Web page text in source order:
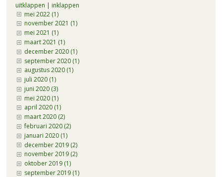
uitklappen | inklappen
mei 2022 (1)
november 2021 (1)
mei 2021 (1)
maart 2021 (1)
december 2020 (1)
september 2020 (1)
augustus 2020 (1)
juli 2020 (1)
juni 2020 (3)
mei 2020 (1)
april 2020 (1)
maart 2020 (2)
februari 2020 (2)
januari 2020 (1)
december 2019 (2)
november 2019 (2)
oktober 2019 (1)
september 2019 (1)